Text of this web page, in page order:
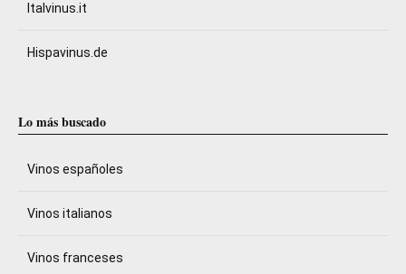
Italvinus.it
Hispavinus.de
Lo más buscado
Vinos españoles
Vinos italianos
Vinos franceses